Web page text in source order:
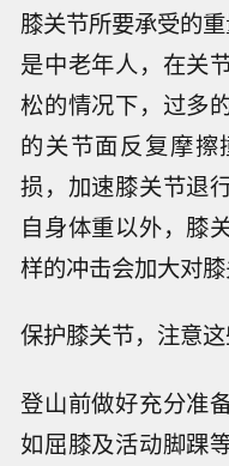
膝关节所要承受的
是中老年人，在关
松的情况下，过多
的关节面反复摩
损，加速膝关节退
自身体重以外，膝
样的冲击会加大对膝
保护膝关节，注意
登山前做好充分准
如屈膝及活动脚踝